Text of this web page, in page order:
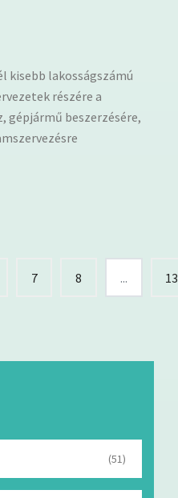
kisebb lakosságszámú
részére a
gépjármű beszerzésére,
7 8 ... 13
(51)